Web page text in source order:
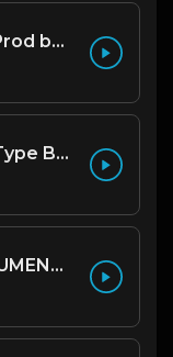
Running The Code (Prod by Tony Wale)
[FREE] Juice WRLD Type Beat - Lucid Piano (Prod by Tony Wale)
GON BEATS - INSTRUMENTAL 219001 [150BPM] [TRAP]